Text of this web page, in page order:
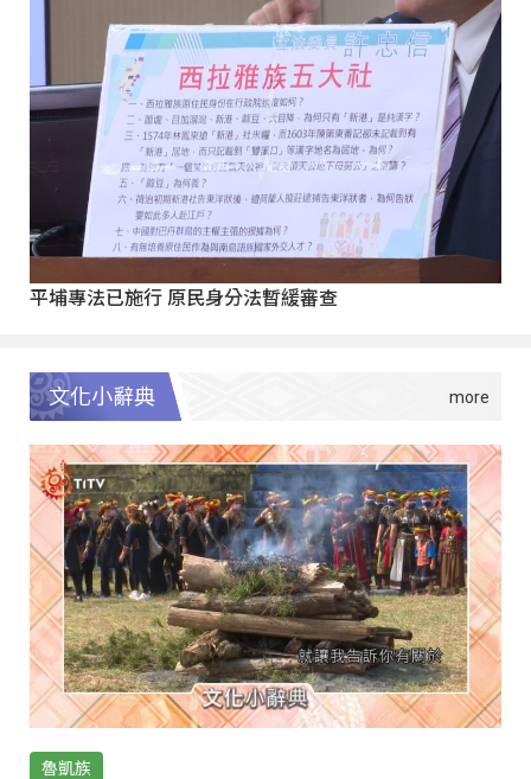
平埔專法已施行 原民身分法暫緩審查
文化小辭典
魯凱族